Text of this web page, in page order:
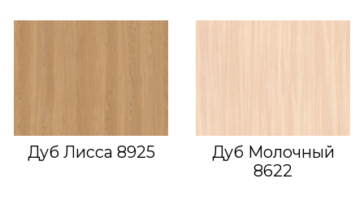
Дуб Лисса 8925
Дуб Молочный
8622